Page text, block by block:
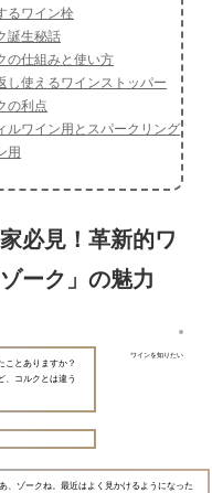
るワイン栓
誕生秘話
の仕組みと使い方
し使えるワインストッパー
の利点
ルワイン用とスパークリング
用
必見！革新的ワ
ーク」の魅力
ワインを知りたい
ことありますか？
、コルクとは違う
、ゾークね。最近はよく見かけるようになった